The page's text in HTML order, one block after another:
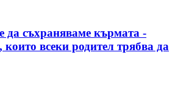
да съхраняваме кърмата -
всеки родител трябва да